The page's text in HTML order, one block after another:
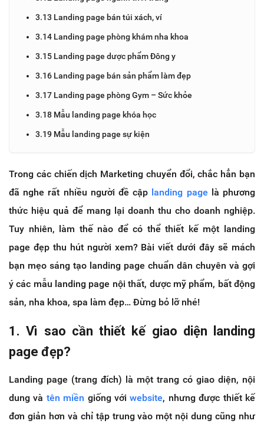
3.13 Landing page bán túi xách, ví
3.14 Landing page phòng khám nha khoa
3.15 Landing page dược phẩm Đông y
3.16 Landing page bán sản phẩm làm đẹp
3.17 Landing page phòng Gym – Sức khỏe
3.18 Mẫu landing page khóa học
3.19 Mẫu landing page sự kiện
Trong các chiến dịch Marketing chuyển đổi, chắc hẳn bạn
đã nghe rất nhiều người đề cập landing page là phương
thức hiệu quả để mang lại doanh thu cho doanh nghiệp.
Tuy nhiên, làm thế nào để có thể thiết kế một landing
page đẹp thu hút người xem? Bài viết dưới đây sẽ mách
bạn mẹo sáng tạo landing page chuẩn dân chuyên và gợi
ý các mẫu landing page nội thất, dược mỹ phẩm, bất động
sản, nha khoa, spa làm đẹp… Đừng bỏ lỡ nhé!
1. Vì sao cần thiết kế giao diện landing
page đẹp?
Landing page (trang đích) là một trang có giao diện, nội
dung và tên miền giống vớiwebsite, nhưng được thiết kế
đơn giản hơn và chỉ tập trung vào một nội dung cũng như